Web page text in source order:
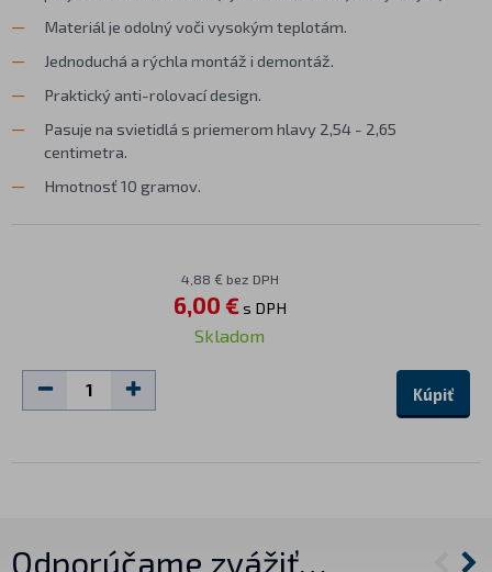
Materiál je odolný voči vysokým teplotám.
Jednoduchá a rýchla montáž i demontáž.
Praktický anti-rolovací design.
Pasuje na svietidlá s priemerom hlavy 2,54 - 2,65
centimetra.
Hmotnosť 10 gramov.
4,88 € bez DPH
6,00 €s DPH
Skladom
Kúpiť
Odporúčame zvážiť…